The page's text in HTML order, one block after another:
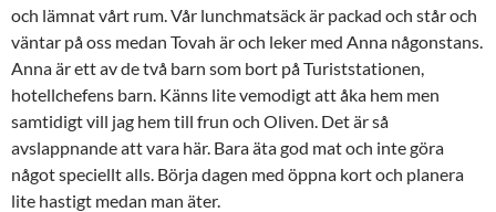
och lämnat vårt rum. Vår lunchmatsäck är packad och står och
väntar på oss medan Tovah är och leker med Anna någonstans.
Anna är ett av de två barn som bort på Turiststationen,
hotellchefens barn. Känns lite vemodigt att åka hem men
samtidigt vill jag hem till frun och Oliven. Det är så
avslappnande att vara här. Bara äta god mat och inte göra
något speciellt alls. Börja dagen med öppna kort och planera
lite hastigt medan man äter.